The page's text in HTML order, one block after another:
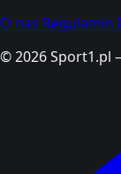
O nas Regulamin
© 2026 Sport1.pl